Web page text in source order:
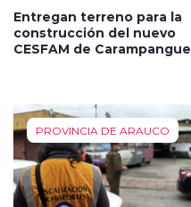
Entregan terreno para la
construcción del nuevo
CESFAM de Carampangue
PROVINCIA DE ARAUCO